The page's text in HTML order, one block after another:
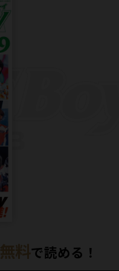
無料で読める！